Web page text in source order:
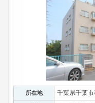
所在地 千葉県千葉